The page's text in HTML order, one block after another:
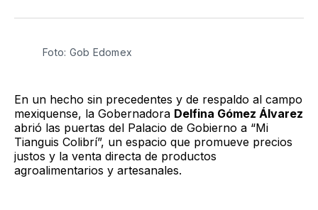
TwitterFacebook
LinkedIn
Email
Foto: Gob Edomex
En un hecho sin precedentes y de respaldo al campo
mexiquense, la Gobernadora Delfina Gómez Álvarez
abrió las puertas del Palacio de Gobierno a “Mi
Tianguis Colibrí”, un espacio que promueve precios
justos y la venta directa de productos
agroalimentarios y artesanales.